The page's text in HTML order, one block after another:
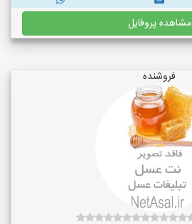
مشاهده پروفایل
فروشنده